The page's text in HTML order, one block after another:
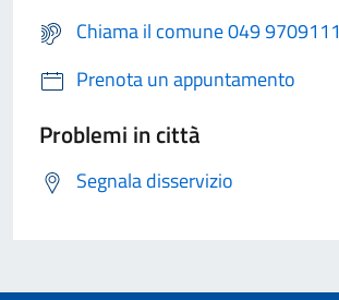
Chiama il comune 049 9709111
Prenota un appuntamento
Problemi in città
Segnala disservizio